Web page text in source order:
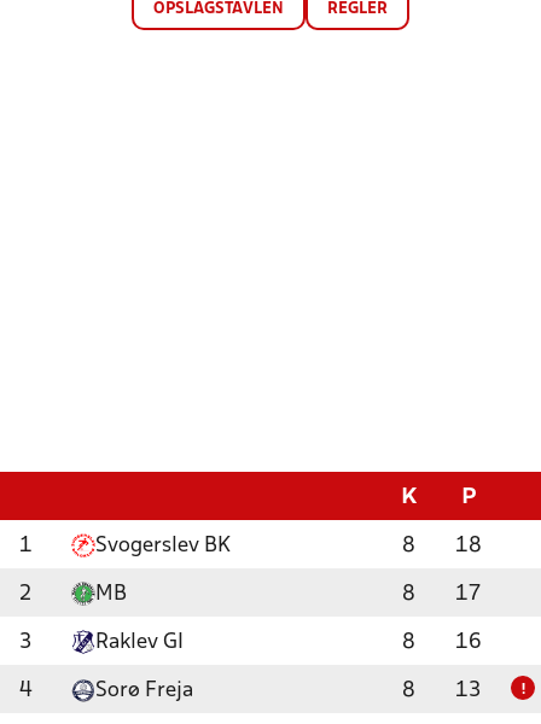
OPSLAGSTAVLEN REGLER
K P
1 Svogerslev BK 8 18
2 MB 8 17
3 Raklev GI 8 16
4 Sorø Freja 8 13 !